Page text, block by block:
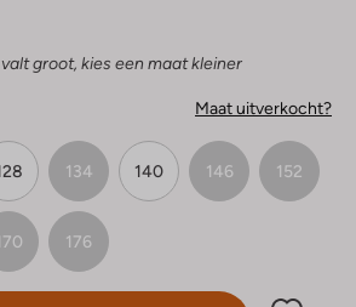
groot, kies een maat kleiner
Maat uitverkocht?
134 140 146 152
176